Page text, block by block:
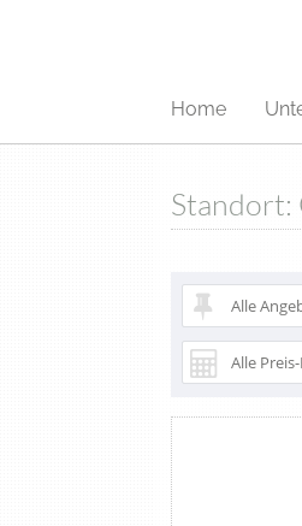
Home
Standort:
Alle
Alle